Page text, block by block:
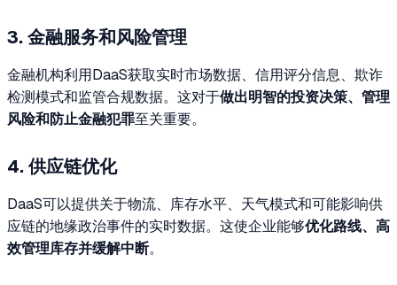
3. 金融服务和风险管理
金融机构利用DaaS获取实时市场数据、信用评分信息、欺诈
检测模式和监管合规数据。这对于做出明智的投资决策、管理
风险和防止金融犯罪至关重要。
4. 供应链优化
DaaS可以提供关于物流、库存水平、天气模式和可能影响供
应链的地缘政治事件的实时数据。这使企业能够优化路线、高
效管理库存并缓解中断。